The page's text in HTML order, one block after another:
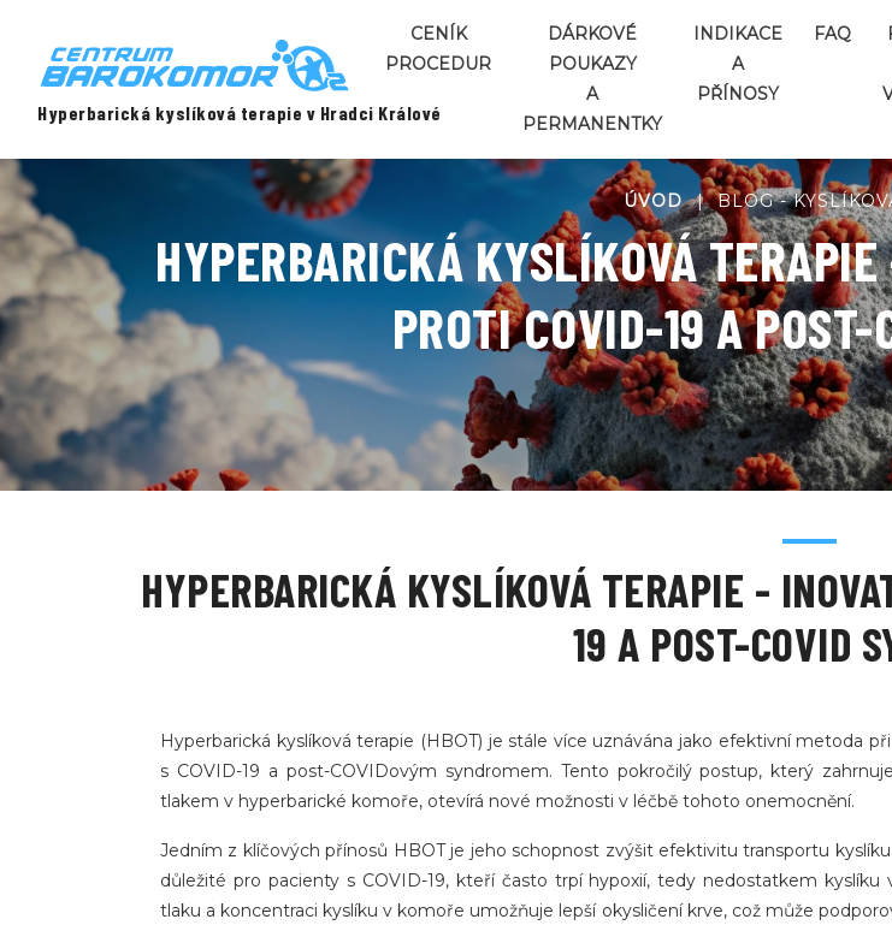
Hyperbarická kyslíková terapie v Hradci Králové
CENÍK
PROCEDUR
DÁRKOVÉ
POUKAZY
A
PERMANENTKY
INDIKACE
A
PŘÍNOSY
FAQ
ÚVOD | BLOG -
HYPERBARICKÁ KYSLÍKOVÁ
PROTI COVID-19 A POST-
HYPERBARICKÁ KYSLÍKOVÁ TERAPIE -
19 A POST-COVID
Hyperbarická kyslíková terapie (HBOT) je stále více uznávána jako efektivní metoda
s COVID-19 a post-COVIDovým syndromem. Tento pokročilý postup, který
tlakem v hyperbarické komoře, otevírá nové možnosti v léčbě tohoto onemocnění.
Jedním z klíčových přínosů HBOT je jeho schopnost zvýšit efektivitu transportu
důležité pro pacienty s COVID-19, kteří často trpí hypoxií, tedy nedostatkem kyslíku
tlaku a koncentraci kyslíku v komoře umožňuje lepší okysličení krve, což může